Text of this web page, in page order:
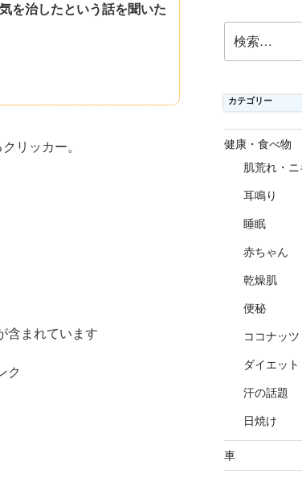
を治したという話を聞いた
リッカー。
含まれています
ク
索:
カテゴリー
健康・食べ物
肌荒れ・ニ
耳鳴り
睡眠
赤ちゃん
乾燥肌
便秘
ココナッツ
ダイエット
汗の話題
日焼け
車